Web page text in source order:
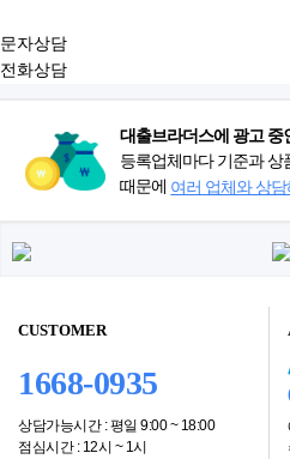
문자상담
전화상담
대출브라더스에 광고 중
등록업체마다 기준과 상
때문에 여러 업체와 상
CUSTOMER
1668-0935
상담가능시간 : 평일 9:00 ~ 18:00
점심시간 : 12시 ~ 1시